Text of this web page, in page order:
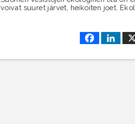
voivat suuret järvet, heikoiten joet.